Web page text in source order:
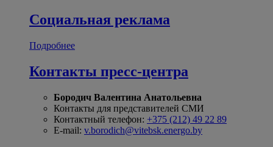
Социальная реклама
Подробнее
Контакты пресс-центра
Бородич Валентина Анатольевна
Контакты для представителей СМИ
Контактный телефон: +375 (212) 49 22 89
E-mail: v.borodich@vitebsk.energo.by